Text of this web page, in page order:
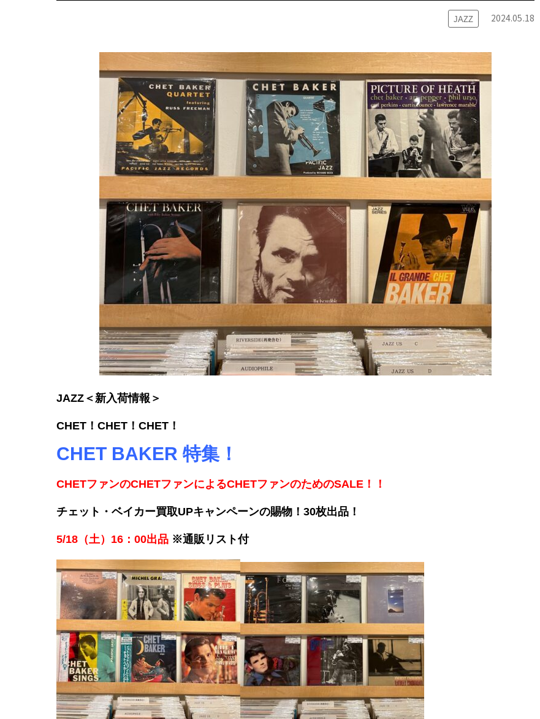
JAZZ 2024.05.18
JAZZ＜新入荷情報＞
CHET！CHET！CHET！
CHET BAKER 特集！
CHETファンのCHETファンによるCHETファンのためのSALE！！
チェット・ベイカー買取UPキャンペーンの賜物 ！30枚出品！
5/18（土）16：00出品 ※通販リスト付